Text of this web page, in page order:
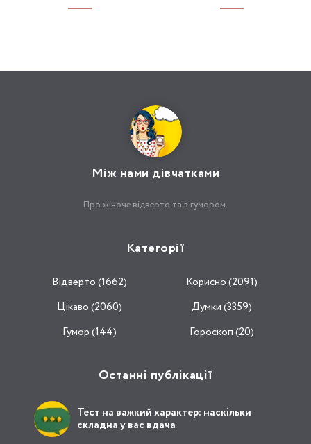
Між нами дівчатками
Про жіноче відверто та з гумором.
Категорії
Відвертo (1662)
Корисно (2091)
Цікаво (2060)
Думки (3359)
Гумор (144)
Гороскоп (20)
Останні публікації
Тест на важкий характер: наскільки
складна у вас вдача